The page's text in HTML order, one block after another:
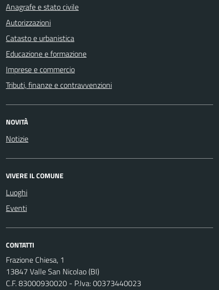
Anagrafe e stato civile
Autorizzazioni
Catasto e urbanistica
Educazione e formazione
Imprese e commercio
Tributi, finanze e contravvenzioni
NOVITÀ
Notizie
VIVERE IL COMUNE
Luoghi
Eventi
CONTATTI
Frazione Chiesa, 1
13847 Valle San Nicolao (BI)
C.F. 83000930020 - P.Iva: 00373440023